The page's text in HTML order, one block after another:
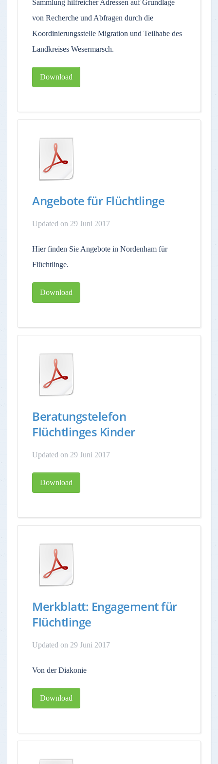
Sammlung hilfreicher Adressen auf Grundlage
von Recherche und Abfragen durch die
Koordinierungsstelle Migration und Teilhabe des
Landkreises Wesermarsch.
Download
Angebote für Flüchtlinge
Updated on 29 Juni 2017
Hier finden Sie Angebote in Nordenham für
Flüchtlinge.
Download
Beratungstelefon
Flüchtlinges Kinder
Updated on 29 Juni 2017
Download
Merkblatt: Engagement für
Flüchtlinge
Updated on 29 Juni 2017
Von der Diakonie
Download